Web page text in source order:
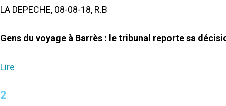
LA DEPECHE, 08-08-18, R.B
Gens du voyage à Barrès : le tribunal reporte sa
Lire
2